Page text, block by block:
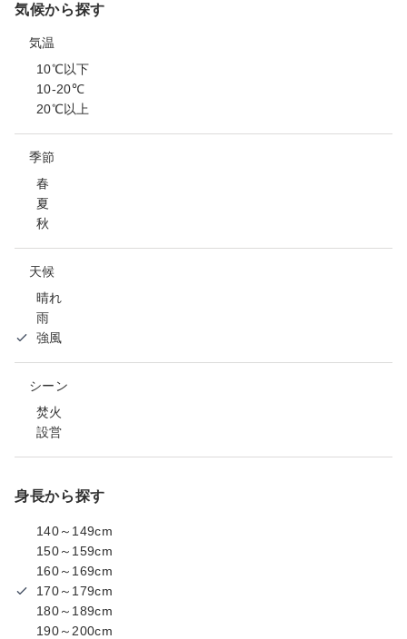
気候から探す
気温
10℃以下
10-20℃
20℃以上
季節
春
夏
秋
天候
晴れ
雨
強風
シーン
焚火
設営
身長から探す
140～149cm
150～159cm
160～169cm
170～179cm
180～189cm
190～200cm